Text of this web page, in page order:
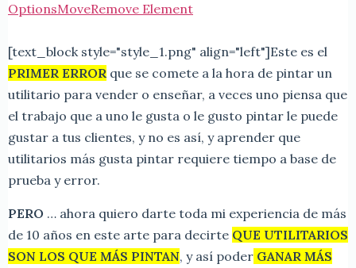
OptionsMoveRemove Element
[text_block style="style_1.png" align="left"]Este es el
PRIMER ERROR que se comete a la hora de pintar un
utilitario para vender o enseñar, a veces uno piensa que
el trabajo que a uno le gusta o le gusto pintar le puede
gustar a tus clientes, y no es así, y aprender que
utilitarios más gusta pintar requiere tiempo a base de
prueba y error.
PERO … ahora quiero darte toda mi experiencia de más
de 10 años en este arte para decirte QUE UTILITARIOS
SON LOS QUE MÁS PINTAN, y así poder GANAR MÁS